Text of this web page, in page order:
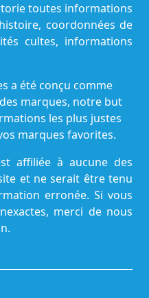
toutes informations
coordonnées de
cultes, informations
a été conçu comme
marques, notre but
les plus justes
marques favorites.
affiliée à aucune des
et ne serait être tenu
erronée. Si vous
merci de nous